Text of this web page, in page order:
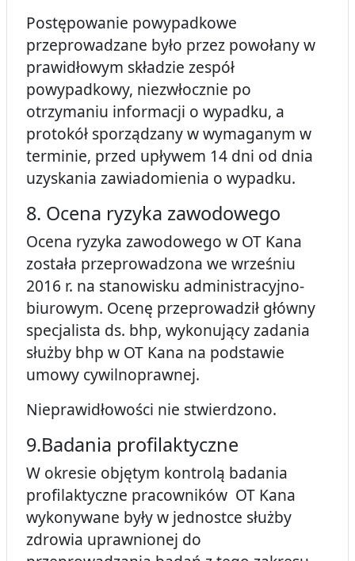
Postępowanie powypadkowe
przeprowadzane było przez powołany w
prawidłowym składzie zespół
powypadkowy, niezwłocznie po
otrzymaniu informacji o wypadku, a
protokół sporządzany w wymaganym w
terminie, przed upływem 14 dni od dnia
uzyskania zawiadomienia o wypadku.
8. Ocena ryzyka zawodowego
Ocena ryzyka zawodowego w OT Kana
została przeprowadzona we wrześniu
2016 r. na stanowisku administracyjno-
biurowym. Ocenę przeprowadził główny
specjalista ds. bhp, wykonujący zadania
służby bhp w OT Kana na podstawie
umowy cywilnoprawnej.
Nieprawidłowości nie stwierdzono.
9.Badania profilaktyczne
W okresie objętym kontrolą badania
profilaktyczne pracowników OT Kana
wykonywane były w jednostce służby
zdrowia uprawnionej do